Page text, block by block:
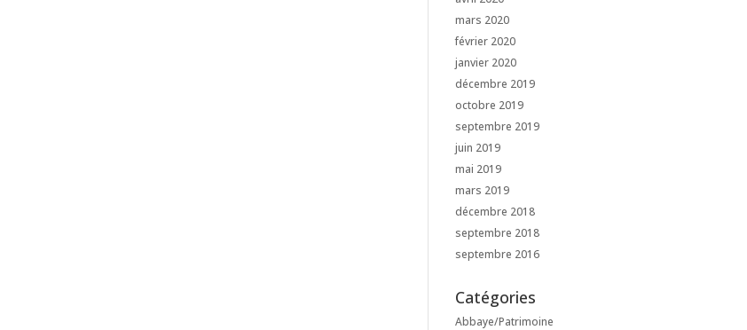
mars 2020
février 2020
janvier 2020
décembre 2019
octobre 2019
septembre 2019
juin 2019
mai 2019
mars 2019
décembre 2018
septembre 2018
septembre 2016
Catégories
Abbaye/Patrimoine